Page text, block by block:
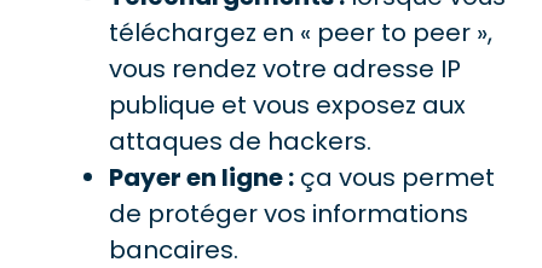
téléchargez en « peer to peer »,
vous rendez votre adresse IP
publique et vous exposez aux
attaques de hackers.
Payer en ligne : ça vous permet
de protéger vos informations
bancaires.